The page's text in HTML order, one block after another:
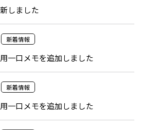
しました
新着情報
一口メモを追加しました
新着情報
一口メモを追加しました